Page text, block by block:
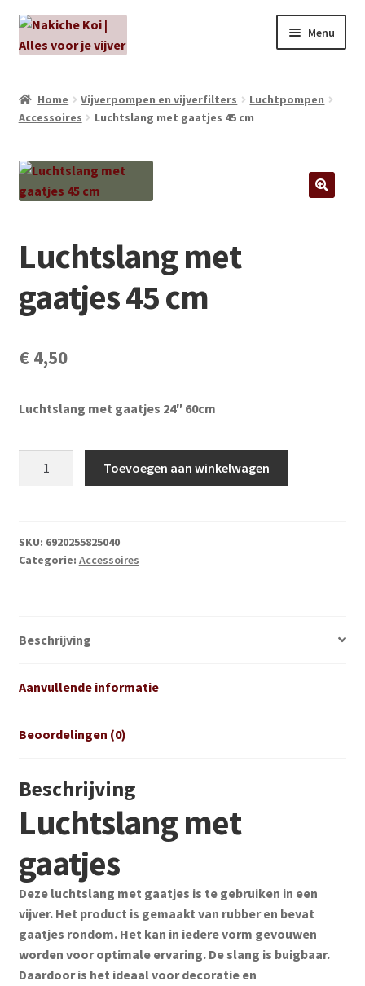
Ga
door
Ga
naar
Menu
Kabouters
Algenbehandeling
Aanbiedingen
Aansluitmateriaal
Pakketten
Tuinonderhoud
Overige
Buxus
Kerst
Home Vijverpompen en vijverfilters
Luchtpompen
Accessoires
Luchtslang met gaatjes 45 cm
Luchtslang met
gaatjes 45 cm
€4,50
Luchtslang met gaatjes 24″ 60cm
cm
aantal
Toevoegen aan winkelwagen
SKU: 6920255825040
Categorie: Accessoires
Beschrijving
Aanvullende informatie
Beoordelingen (0)
Beschrijving
Luchtslang met
gaatjes
Deze luchtslang met gaatjes is te gebruiken in een
vijver. Het product is gemaakt van rubber en bevat
gaatjes rondom. Het kan in iedere vorm gevouwen
worden voor optimale ervaring. De slang is buigbaar.
Daardoor is het ideaal voor decoratie en